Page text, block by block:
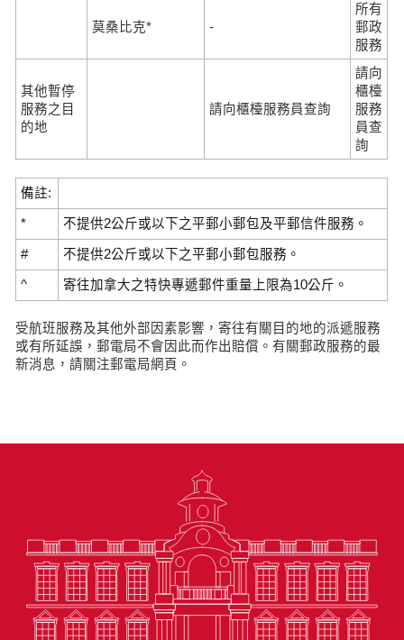
莫桑比克* -
所有
郵政
服務
其他暫停
服務之目
的地
請向櫃檯服務員查詢
請向
櫃檯
服務
員查
詢
備註:
* 不提供2公斤或以下之平郵小郵包及平郵信件服務。
# 不提供2公斤或以下之平郵小郵包服務。
^ 寄往加拿大之特快專遞郵件重量上限為10公斤。
受航班服務及其他外部因素影響，寄往有關目的地的派遞服務
或有所延誤，郵電局不會因此而作出賠償。有關郵政服務的最
新消息，請關注郵電局網頁。